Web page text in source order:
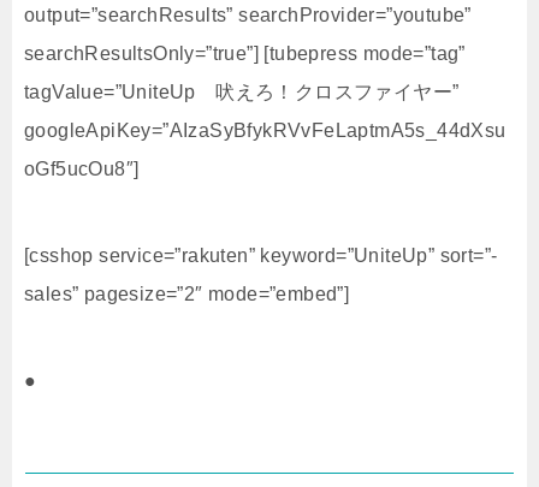
output=”searchResults” searchProvider=”youtube”
searchResultsOnly=”true”] [tubepress mode=”tag”
tagValue=”UniteUp 吠えろ！クロスファイヤー”
googleApiKey=”AIzaSyBfykRVvFeLaptmA5s_44dXsu
oGf5ucOu8″]
[csshop service=”rakuten” keyword=”UniteUp” sort=”-
sales” pagesize=”2″ mode=”embed”]
●